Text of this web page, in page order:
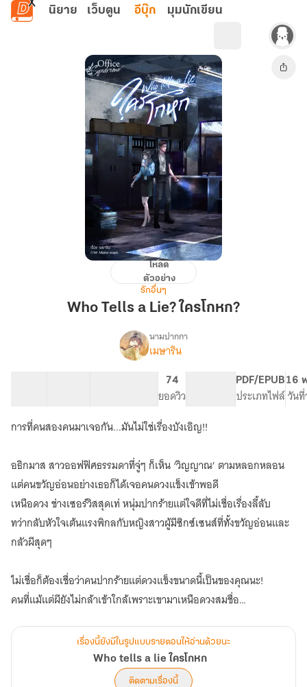
ข้ามไปยังเนื้อหาหลัก
นิยาย เว็บตูน อีบุ๊ก มุมนักเขียน
a
โหลด
ตัวอย่าง
รักอื่นๆ
Who Tells a Lie? ใครโกหก?
เรื่องWho
lie
ใคร
โกหก
นามปากกา
เมษาริน
74
ยอดวิว
PDF/EPUB
ประเภทไฟล์
16
วันที่
การที่คนสองคนมาเจอกัน...มันไม่ใช่เรื่องบังเอิญ!!
อธิกมาส สาวออฟฟิศธรรมดาที่จู่ๆ ก็เห็น ‘วิญญาณ’ ตามหลอกหลอน
แต่คนขวัญอ่อนอย่างเธอก็ได้เจอคนดวงแข็งเข้าพอดี
เหนือดวง ช่างเซอร์วิสสุดเท่ หนุ่มปากร้ายแต่ใจดีที่ไม่เชื่อเรื่องลี้ลับ
ทว่ากลับหัวใจเต้นแรงพิกลกับหญิงสาวผู้มีซิกซ์เซนส์ที่ทั้งขวัญอ่อนและ
กลัวผีสุดๆ
ไม่เชื่อก็ต้องเชื่อว่าคนปากร้ายแต่ดวงแข็งขนาดนี้เป็นของคุณนะ!
คนที่แม้แต่ผียังไม่กล้าเข้าใกล้เพราะเขามาเหนือดวงสมชื่อ
และแล้วระหว่างที่ความรู้สึกดีๆ ของทั้งสองกำลังก่อตัว
ความลับหลอนๆ ของคนรอบตัวที่ซ่อนไว้ก็ค่อยๆ เผยออกมา!!
ต่างคนต่างมีเหตุผลกับเรื่องราวที่เกิดขึ้น
เรื่องนี้ยังมีในรูปแบบรายตอนให้อ่านด้วยนะ
Who tells a lie ใครโกหก
ติดตามเรื่องนี้